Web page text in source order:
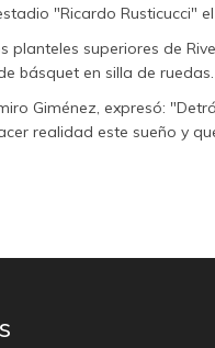
"Ricardo Rusticucci"
superiores de
básquet en silla de ruedas.
Giménez, expresó:
realidad este sueño y